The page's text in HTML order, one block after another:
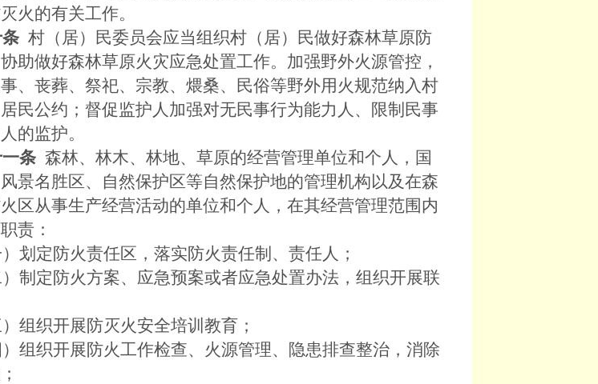
火的有关工作。
村（居）民委员会应当组织村（居）民做好森林草原防
助做好森林草原火灾应急处置工作。加强野外火源管控，
、丧葬、祭祀、宗教、煨桑、民俗等野外用火规范纳入村
民公约；督促监护人加强对无民事行为能力人、限制民事
的监护。
条 森林、林木、林地、草原的经营管理单位和个人，国
景名胜区、自然保护区等自然保护地的管理机构以及在森
区从事生产经营活动的单位和个人，在其经营管理范围内
责：
定防火责任区，落实防火责任制、责任人；
定防火方案、应急预案或者应急处置办法，组织开展联
织开展防灭火安全培训教育；
织开展防火工作检查、火源管理、隐患排查整治，消除